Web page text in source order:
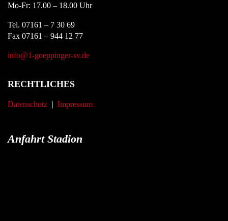
Mo-Fr: 17.00 – 18.00 Uhr
Tel. 07161 – 7 30 69
Fax 07161 – 944 12 77
info@1-goeppinger-sv.de
RECHTLICHES
Datenschutz | Impressum
Anfahrt Stadion